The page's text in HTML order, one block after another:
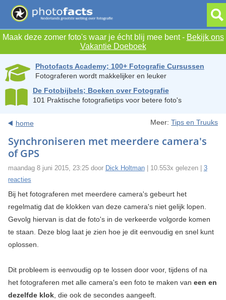
Maak deze zomer foto's waar je écht blij mee bent - Bekijk ons
Vakantie Doeboek
Photofacts Academy; 100+ Fotografie Cursussen
Fotograferen wordt makkelijker en leuker
De Fotobijbels; Boeken over Fotografie
101 Praktische fotografietips voor betere foto's
home Meer:Tips en Truuks
Synchroniseren met meerdere camera's
of GPS
maandag 8 juni 2015, 23:25 door Dick Holtman| 10.553x gelezen | 3
reacties
Bij het fotograferen met meerdere camera's gebeurt het
regelmatig dat de klokken van deze camera's niet gelijk lopen.
Gevolg hiervan is dat de foto's in de verkeerde volgorde komen
te staan. Deze blog laat je zien hoe je dit eenvoudig en snel kunt
oplossen.
Dit probleem is eenvoudig op te lossen door voor, tijdens of na
het fotograferen met alle camera's een foto te maken van een en
dezelfde klok, die ook de secondes aangeeft.